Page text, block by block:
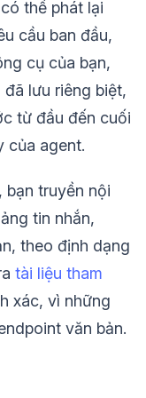
thể phát lại
cầu ban đầu,
cụ của bạn,
lưu riêng biệt,
từ đầu đến cuối
của agent.
truyền nội
tin nhắn,
theo định dạng
tài liệu tham
xác, vì những
văn bản.